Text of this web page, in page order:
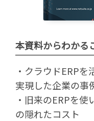
本資料からわかる
・クラウドERP
実現した企業の事
・旧来のERPを
の隠れたコスト